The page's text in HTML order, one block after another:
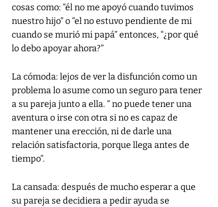
cosas como: “él no me apoyó cuando tuvimos
nuestro hijo” o “el no estuvo pendiente de mi
cuando se murió mi papá” entonces, “¿por qué
lo debo apoyar ahora?”
La cómoda: lejos de ver la disfunción como un
problema lo asume como un seguro para tener
a su pareja junto a ella. “ no puede tener una
aventura o irse con otra si no es capaz de
mantener una erección, ni de darle una
relación satisfactoria, porque llega antes de
tiempo”.
La cansada: después de mucho esperar a que
su pareja se decidiera a pedir ayuda se